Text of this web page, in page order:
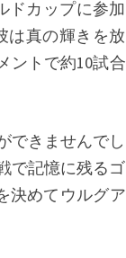
ドカップに参加
は真の輝きを放
ントで約10試合
できませんでし
で記憶に残るゴ
決めてウルグア